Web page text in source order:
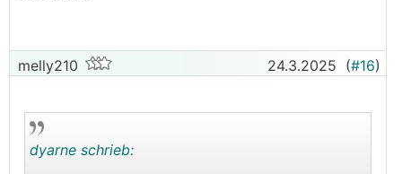
melly210 24.3.2025 (#16)
dyarne schrieb: